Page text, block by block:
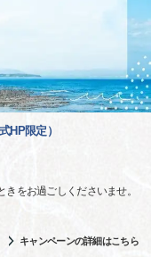
HP限定）
をお過ごしくださいませ。
キャンペーンの詳細はこちら